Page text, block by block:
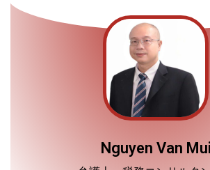
Nguyen Van Mui